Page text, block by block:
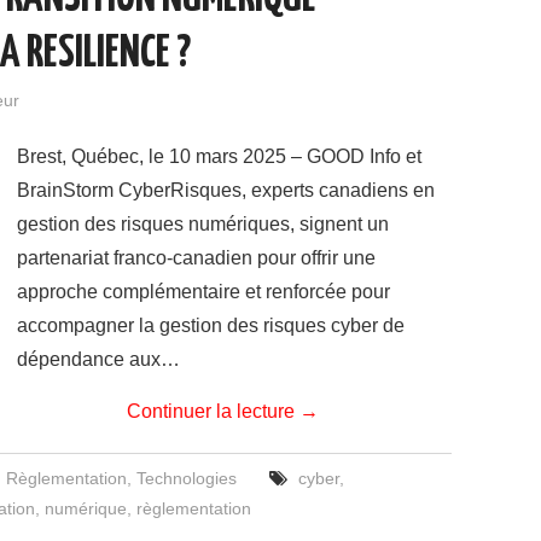
RESILIENCE ?
Brest, Québec, le 10 mars 2025 – GOOD Info et
BrainStorm CyberRisques, experts canadiens en
gestion des risques numériques, signent un
partenariat franco-canadien pour offrir une
approche complémentaire et renforcée pour
accompagner la gestion des risques cyber de
dépendance aux…
Continuer la lecture →
Règlementation ,Technologies cyber,
numérique règlementation